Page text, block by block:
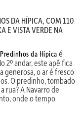
DA HÍPICA, COM 110
E VISTA VERDE NA
Predinhos da Hípica é
2º andar, este apê fica
generosa, o ar é fresco
O predinho, tombado
rua? A Navarro de
onde o tempo